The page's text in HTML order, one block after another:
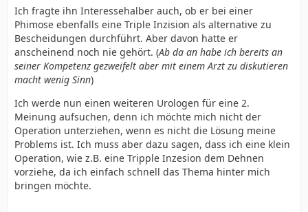
Ich fragte ihn Interessehalber auch, ob er bei einer
Phimose ebenfalls eine Triple Inzision als alternative zu
Bescheidungen durchführt. Aber davon hatte er
anscheinend noch nie gehört. (Ab da an habe ich bereits an
seiner Kompetenz gezweifelt aber mit einem Arzt zu diskutieren
macht wenig Sinn)
Ich werde nun einen weiteren Urologen für eine 2.
Meinung aufsuchen, denn ich möchte mich nicht der
Operation unterziehen, wenn es nicht die Lösung meine
Problems ist. Ich muss aber dazu sagen, dass ich eine klein
Operation, wie z.B. eine Tripple Inzesion dem Dehnen
vorziehe, da ich einfach schnell das Thema hinter mich
bringen möchte.